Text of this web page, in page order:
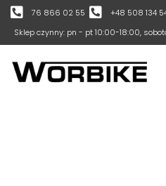
76 866 02 55 +48 508 134
Sklep czynny: pn - pt 10:00-18:00,